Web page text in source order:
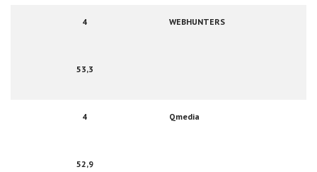
4 WEBHUNTERS
53,3
4 Qmedia
52,9